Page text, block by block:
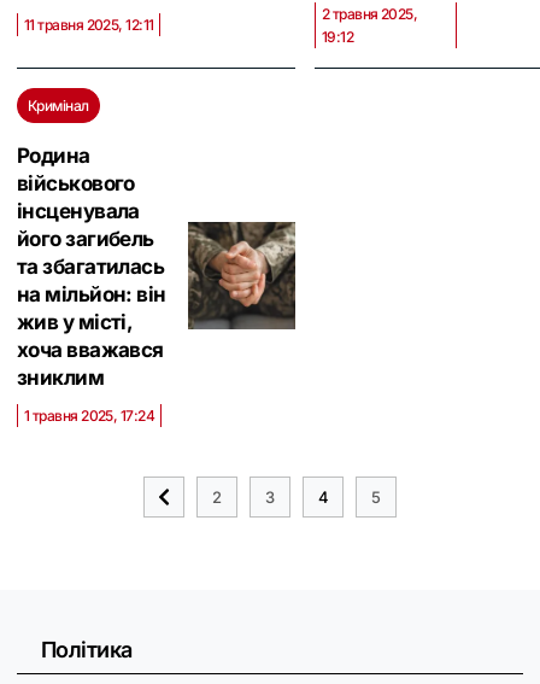
11 травня 2025, 12:11
2 травня 2025,
19:12
Кримінал
Родина
військового
інсценувала
його загибель
та збагатилась
на мільйон: він
жив у місті,
хоча вважався
зниклим
1 травня 2025, 17:24
2 3 4 5
Політика